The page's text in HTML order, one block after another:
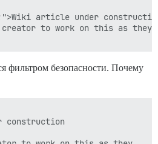
article under
creator to work on this as
фильтром безопасности. Почему
construction